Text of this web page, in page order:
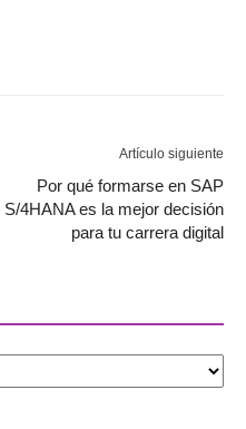
Artículo siguiente
Por qué formarse en SAP
S/4HANA es la mejor decisión
para tu carrera digital